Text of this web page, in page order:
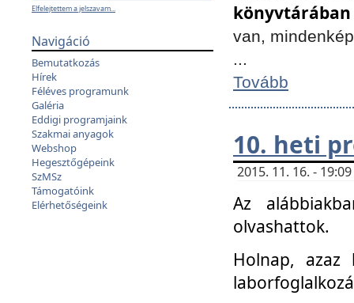
Elfelejtettem a jelszavam...
Navigáció
Bemutatkozás
Hírek
Féléves programunk
Galéria
Eddigi programjaink
Szakmai anyagok
Webshop
Hegesztőgépeink
SzMSz
Támogatóink
Elérhetőségeink
könyvtárában
van,
...
Tovább
10. heti
2015. 11. 16. -
Az
olvashattok.
Holnap, azaz